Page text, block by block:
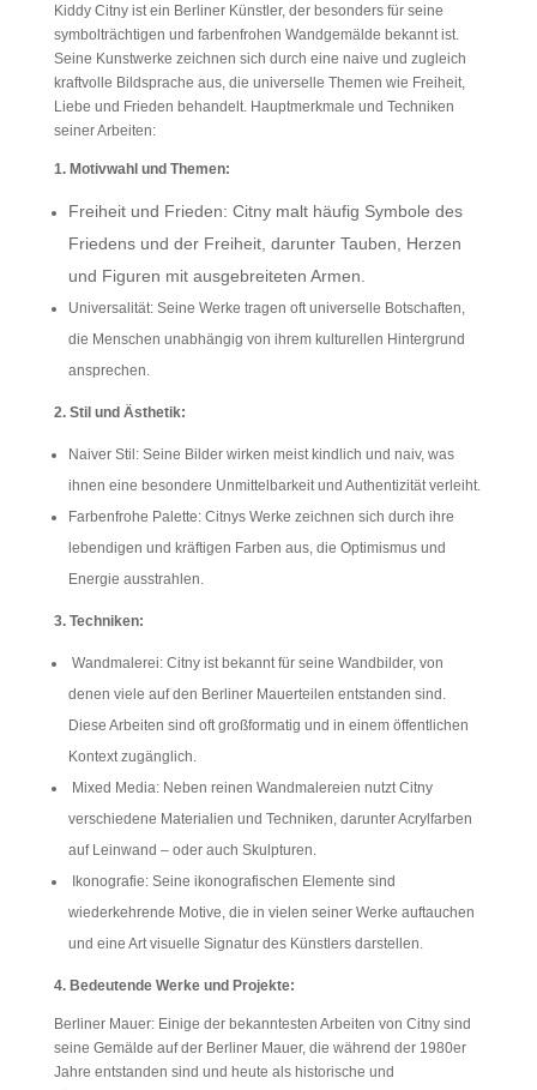
Kiddy Citny ist ein Berliner Künstler, der besonders für seine
symbolträchtigen und farbenfrohen Wandgemälde bekannt ist.
Seine Kunstwerke zeichnen sich durch eine naive und zugleich
kraftvolle Bildsprache aus, die universelle Themen wie Freiheit,
Liebe und Frieden behandelt. Hauptmerkmale und Techniken
seiner Arbeiten:
1. Motivwahl und Themen:
Freiheit und Frieden: Citny malt häufig Symbole des
Friedens und der Freiheit, darunter Tauben, Herzen
und Figuren mit ausgebreiteten Armen.
Universalität: Seine Werke tragen oft universelle Botschaften,
die Menschen unabhängig von ihrem kulturellen Hintergrund
ansprechen.
2. Stil und Ästhetik:
Naiver Stil: Seine Bilder wirken meist kindlich und naiv, was
ihnen eine besondere Unmittelbarkeit und Authentizität verleiht.
Farbenfrohe Palette: Citnys Werke zeichnen sich durch ihre
lebendigen und kräftigen Farben aus, die Optimismus und
Energie ausstrahlen.
3. Techniken:
Wandmalerei: Citny ist bekannt für seine Wandbilder, von
denen viele auf den Berliner Mauerteilen entstanden sind.
Diese Arbeiten sind oft großformatig und in einem öffentlichen
Kontext zugänglich.
Mixed Media: Neben reinen Wandmalereien nutzt Citny
verschiedene Materialien und Techniken, darunter Acrylfarben
auf Leinwand – oder auch Skulpturen.
Ikonografie: Seine ikonografischen Elemente sind
wiederkehrende Motive, die in vielen seiner Werke auftauchen
und eine Art visuelle Signatur des Künstlers darstellen.
4. Bedeutende Werke und Projekte:
Berliner Mauer: Einige der bekanntesten Arbeiten von Citny sind
seine Gemälde auf der Berliner Mauer, die während der 1980er
Jahre entstanden sind und heute als historische und